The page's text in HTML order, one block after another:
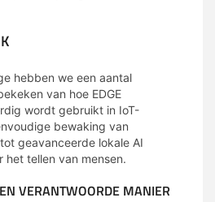
hebben we een aantal
van hoe EDGE
wordt gebruikt in IoT-
bewaking van
geavanceerde lokale AI
tellen van mensen.
VERANTWOORDE MANIER